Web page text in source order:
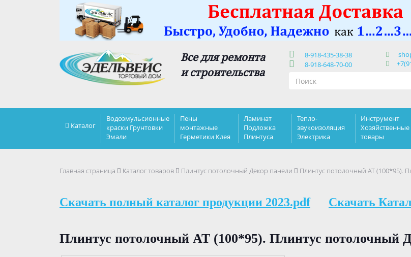
Все для ремонта
и строительства
8-918-435-38-38
8-918-648-70-00
Каталог
Водоэмульсионные
краски Грунтовки
Эмали
Пены
монтажные
Герметики Клея
Ламинат
Подложка
Плинтуса
Тепло-
звукоизоляция
Электрика
Инструмент
Хозяйственные
товары
Главная страница Каталог товаров Плинтус потолочный Декор панели Плинтус потолочный AT (100*95).
Скачать полный каталог продукции 2023.pdf Скачать
Плинтус потолочный AT (100*95). Плинтус потолочный